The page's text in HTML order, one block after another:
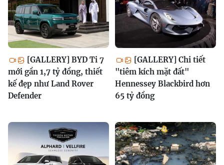
[GALLERY] BYD Ti 7
mới gần 1,7 tỷ đồng, thiết
kế đẹp như Land Rover
Defender
[GALLERY] Chi tiết
"tiêm kích mặt đất"
Hennessey Blackbird hơn
65 tỷ đồng